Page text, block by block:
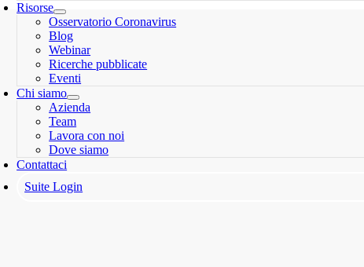
Risorse
Osservatorio Coronavirus
Blog
Webinar
Ricerche pubblicate
Eventi
Chi siamo
Azienda
Team
Lavora con noi
Dove siamo
Contattaci
Suite Login